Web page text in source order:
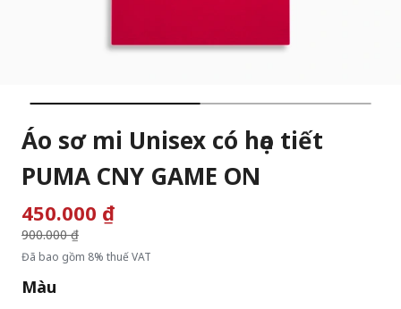
Áo sơ mi Unisex có họa tiết
PUMA CNY GAME ON
450.000 ₫Giá giảm từ
900.000 ₫
đến
Đã bao gồm 8% thuế VAT
Màu